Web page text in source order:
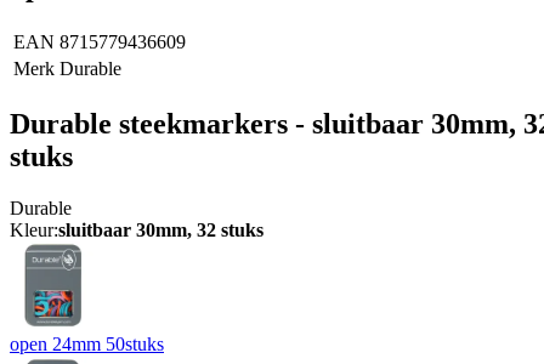
EAN 8715779436609
Merk Durable
Durable steekmarkers - sluitbaar 30mm,
stuks
Durable
Kleur:sluitbaar 30mm, 32 stuks
open 24mm 50stuks